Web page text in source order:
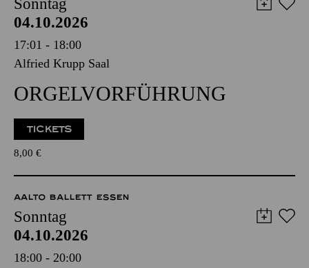
PHILHARMONIE ESSEN
Sonntag
04.10.2026
17:01 - 18:00
ORGEL­VORFÜHRUNG
8,00 €
AALTO BALLETT ESSEN
Sonntag